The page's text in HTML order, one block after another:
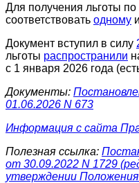
Для получения льготы
соответствовать одному
Документ вступил в силу
льготы распространили
с 1 января 2026 года
Документы:
01.06.2026 N 673
Информация с сайта
Полезная ссылка:
от 30.09.2022 N 1729
утверждении Положения